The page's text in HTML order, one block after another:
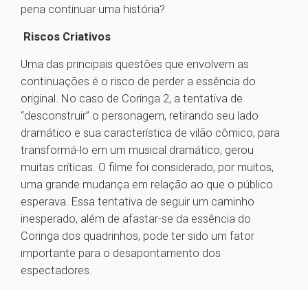
pena continuar uma história?
Riscos Criativos
Uma das principais questões que envolvem as
continuações é o risco de perder a essência do
original. No caso de Coringa 2, a tentativa de
“desconstruir” o personagem, retirando seu lado
dramático e sua característica de vilão cômico, para
transformá-lo em um musical dramático, gerou
muitas críticas. O filme foi considerado, por muitos,
uma grande mudança em relação ao que o público
esperava. Essa tentativa de seguir um caminho
inesperado, além de afastar-se da essência do
Coringa dos quadrinhos, pode ter sido um fator
importante para o desapontamento dos
espectadores.